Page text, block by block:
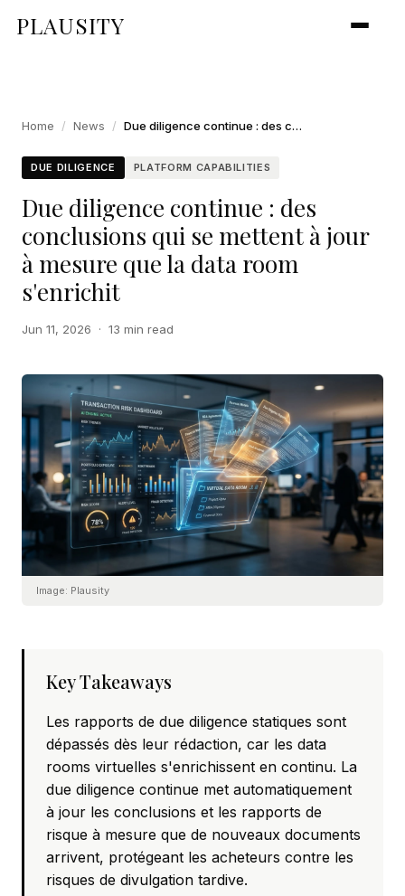
PLAUSITY
Home / News / Due diligence continue : des conclusions qui se mettent à jour à mesure que la data room s'enrichit
DUE DILIGENCE PLATFORM CAPABILITIES
Due diligence continue : des
conclusions qui se mettent à jour
à mesure que la data room
s'enrichit
Jun 11, 2026 · 13 min read
Image: Plausity
Key Takeaways
Les rapports de due diligence statiques sont
dépassés dès leur rédaction, car les data
rooms virtuelles s'enrichissent en continu. La
due diligence continue met automatiquement
à jour les conclusions et les rapports de
risque à mesure que de nouveaux documents
arrivent, protégeant les acheteurs contre les
risques de divulgation tardive.